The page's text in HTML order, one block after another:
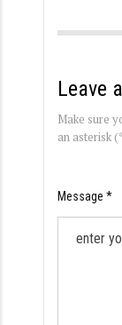
Leave
Make sure
an asterisk
Message *